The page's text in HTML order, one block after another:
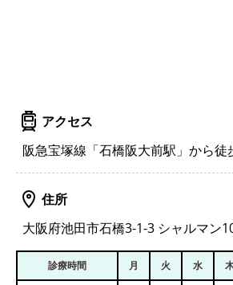
アクセス
阪急宝塚線「石橋阪大前駅」から徒
住所
大阪府池田市石橋3-1-3 シャルマン
診療時間 月 火 水